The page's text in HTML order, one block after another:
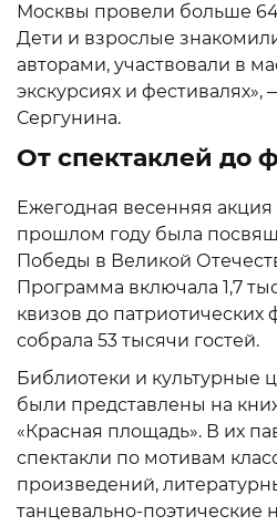
Москвы провели больше
Дети и взрослые
авторами, участвовали в
экскурсиях и фестивалях»,
Сергунина.
От спектаклей до
Ежегодная весенняя
прошлом году была
Победы в Великой
Программа включала 1,7
квизов до
собрала 53 тысячи гостей.
Библиотеки и культурные
были представлены на
«Красная площадь». В их
спектакли по мотивам
произведений,
танцевально-поэтические